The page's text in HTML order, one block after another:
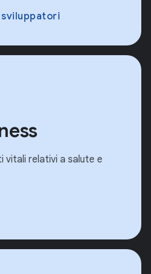
vitali relativi a salute e